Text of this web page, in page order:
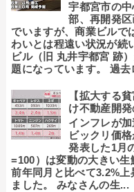
宇都宮市の
部、再開発
でいますが、商業ビルで
わいとは程遠い状況が続
ビル（旧 丸井宇都宮 跡
題になっています。 過
【拡大する
け不動産開
インフレが
ビックリ価
発表した1月
=100）は変動の大きい生
前年同月と比べて3.2%
ました。 みなさんの生...